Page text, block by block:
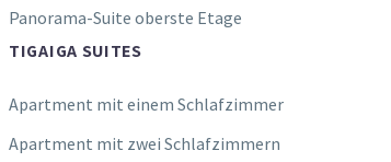
Panorama-Suite oberste Etage
TIGAIGA SUITES
Apartment mit einem Schlafzimmer
Apartment mit zwei Schlafzimmern